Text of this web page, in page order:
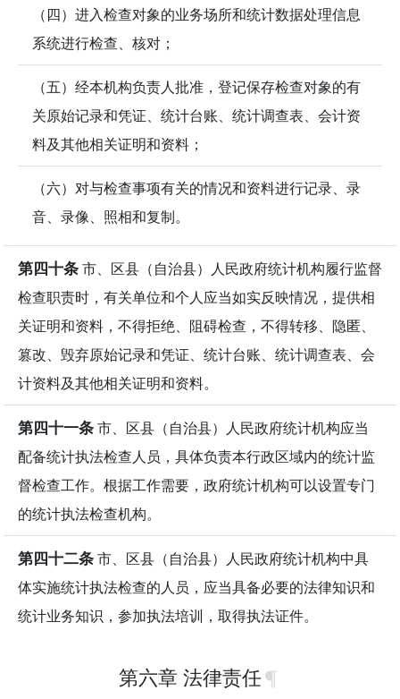
（四）进入检查对象的业务场所和统计数据处理信息
系统进行检查、核对；
（五）经本机构负责人批准，登记保存检查对象的有
关原始记录和凭证、统计台账、统计调查表、会计资
料及其他相关证明和资料；
（六）对与检查事项有关的情况和资料进行记录、录
音、录像、照相和复制。
第四十条市、区县（自治县）人民政府统计机构履行监督
检查职责时，有关单位和个人应当如实反映情况，提供相
关证明和资料，不得拒绝、阻碍检查，不得转移、隐匿、
篡改、毁弃原始记录和凭证、统计台账、统计调查表、会
计资料及其他相关证明和资料。
第四十一条市、区县（自治县）人民政府统计机构应当
配备统计执法检查人员，具体负责本行政区域内的统计监
督检查工作。根据工作需要，政府统计机构可以设置专门
的统计执法检查机构。
第四十二条市、区县（自治县）人民政府统计机构中具
体实施统计执法检查的人员，应当具备必要的法律知识和
统计业务知识，参加执法培训，取得执法证件。
第六章 法律责任